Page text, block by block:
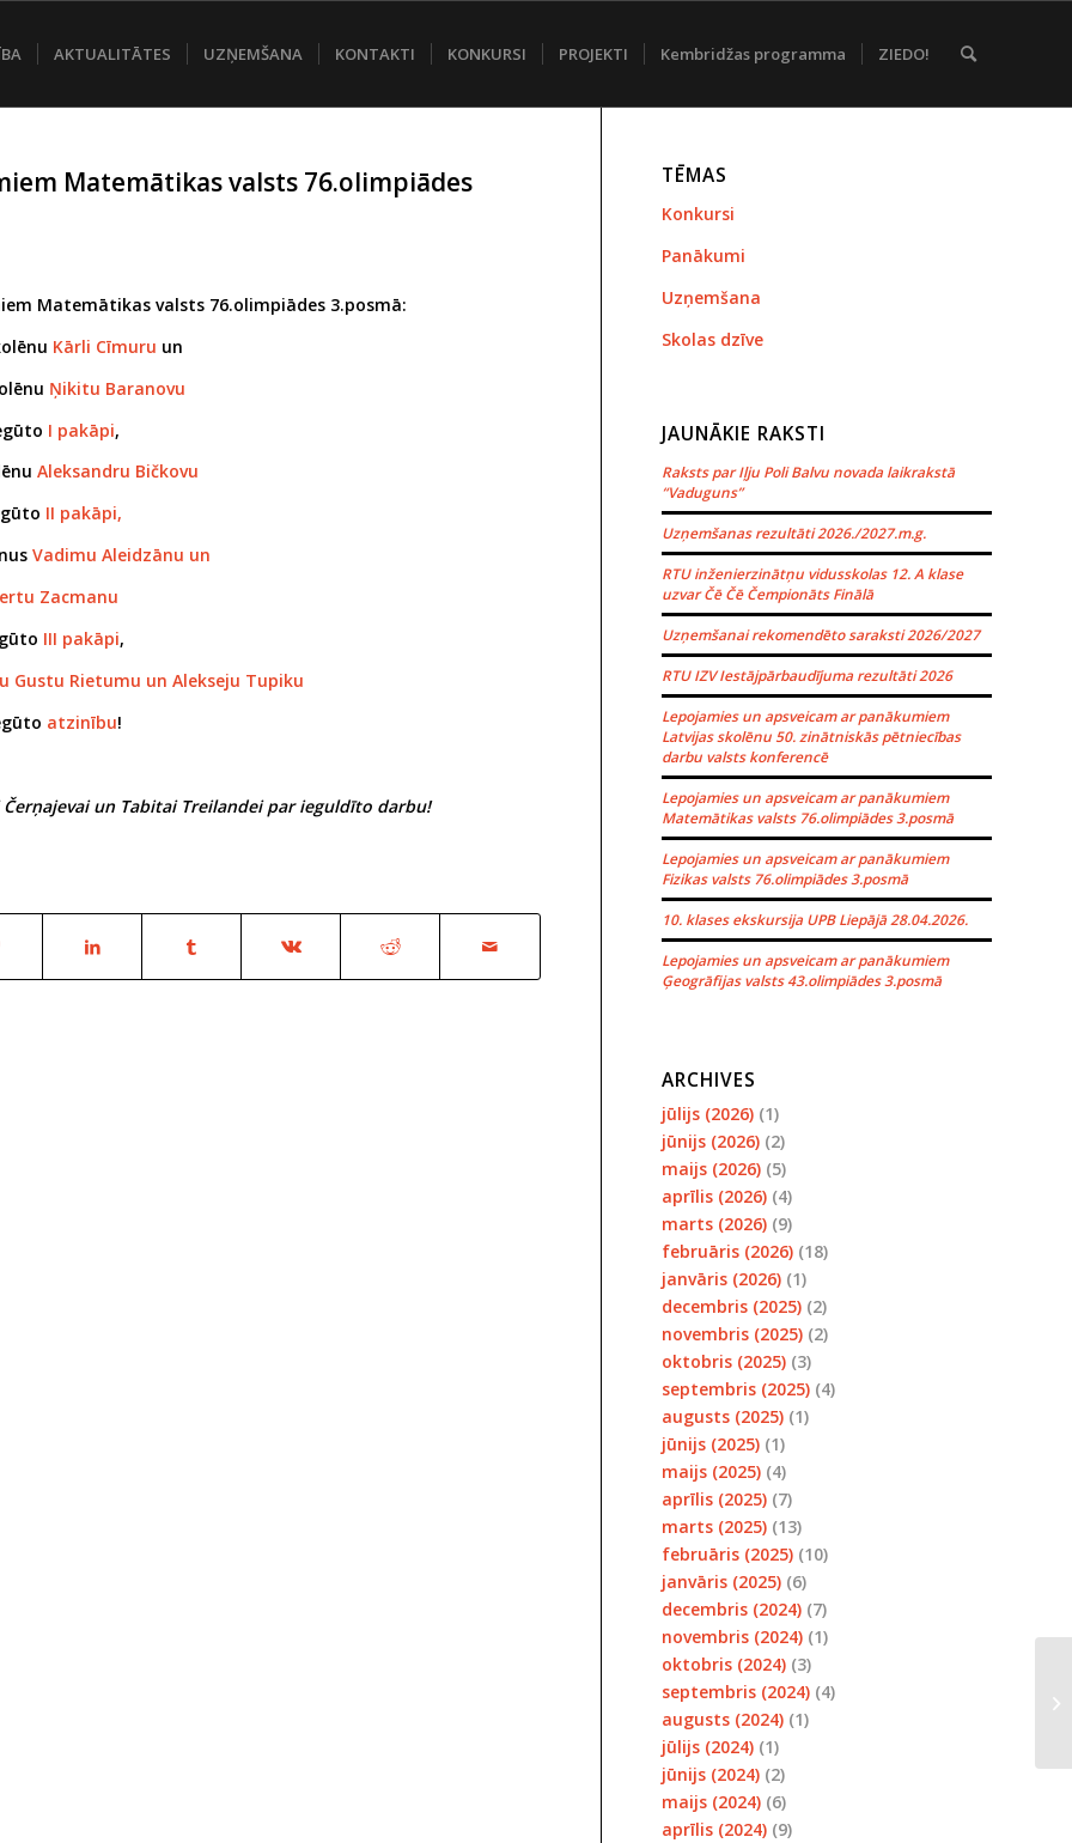
AKTUALITĀTES UZŅEMŠANA KONTAKTI KONKURSI PROJEKTI Kembridžas programma ZIEDO!
Matemātikas valsts 76.olimpiādes
Matemātikas valsts 76.olimpiādes 3.posmā:
Kārli Cīmuru un
Ņikitu Baranovu
I pakāpi,
Aleksandru Bičkovu
II pakāpi,
Vadimu Aleidzānu un
Zacmanu
III pakāpi,
Gustu Rietumu un Alekseju Tupiku
atzinību!
un Tabitai Treilandei par ieguldīto darbu!
TĒMAS
Konkursi
Panākumi
Uzņemšana
Skolas dzīve
JAUNĀKIE RAKSTI
Raksts par Iļju Poli Balvu novada laikrakstā
“Vaduguns”
Uzņemšanas rezultāti 2026./2027.m.g.
RTU inženierzinātņu vidusskolas 12. A klase
uzvar Čē Čē Čempionāts Finālā
Uzņemšanai rekomendēto saraksti 2026/2027
RTU IZV Iestājpārbaudījuma rezultāti 2026
Lepojamies un apsveicam ar panākumiem
Latvijas skolēnu 50. zinātniskās pētniecības
darbu valsts konferencē
Lepojamies un apsveicam ar panākumiem
Matemātikas valsts 76.olimpiādes 3.posmā
Lepojamies un apsveicam ar panākumiem
Fizikas valsts 76.olimpiādes 3.posmā
10. klases ekskursija UPB Liepājā 28.04.2026.
Lepojamies un apsveicam ar panākumiem
Ģeogrāfijas valsts 43.olimpiādes 3.posmā
ARCHIVES
jūlijs (2026) (1)
jūnijs (2026) (2)
maijs (2026) (5)
aprīlis (2026) (4)
marts (2026) (9)
februāris (2026) (18)
janvāris (2026) (1)
decembris (2025) (2)
novembris (2025) (2)
oktobris (2025) (3)
septembris (2025) (4)
augusts (2025) (1)
jūnijs (2025) (1)
maijs (2025) (4)
aprīlis (2025) (7)
marts (2025) (13)
februāris (2025) (10)
janvāris (2025) (6)
decembris (2024) (7)
novembris (2024) (1)
oktobris (2024) (3)
septembris (2024) (4)
augusts (2024) (1)
jūlijs (2024) (1)
jūnijs (2024) (2)
maijs (2024) (6)
aprīlis (2024) (9)